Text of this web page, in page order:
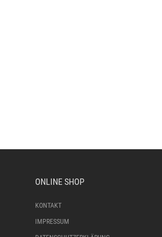
ONLINE SHOP
KONTAKT
IMPRESSUM